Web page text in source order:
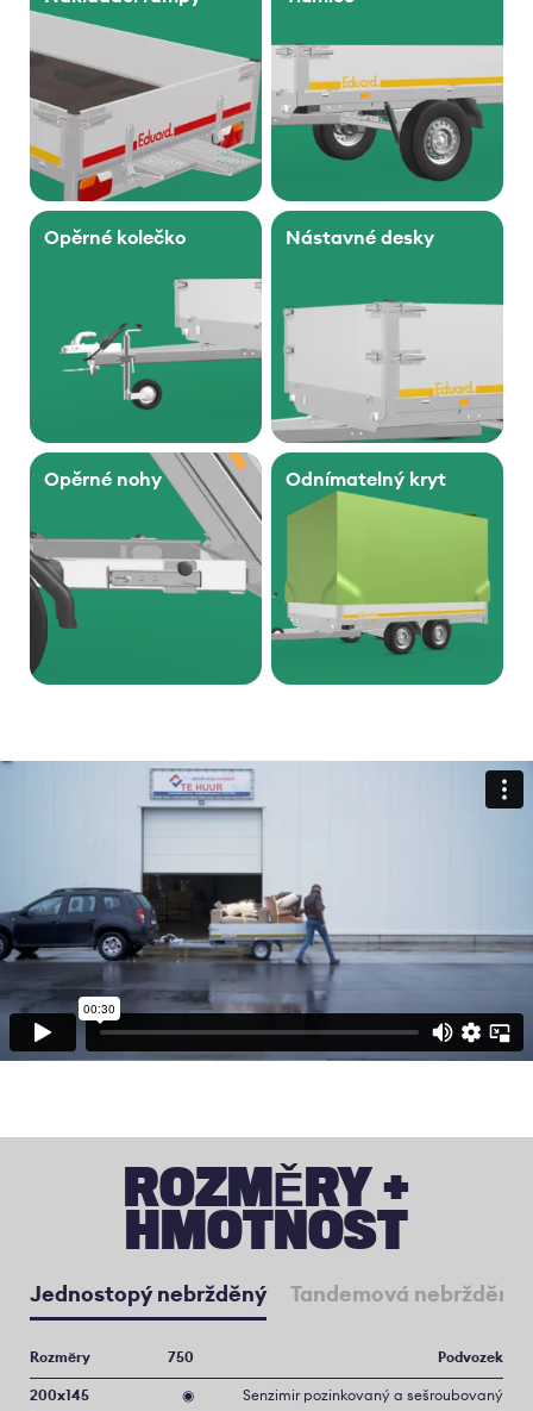
Opěrné kolečko Nástavné desky
Opěrné nohy Odnímatelný kryt
ROZMĚRY +
HMOTNOST
Jednostopý nebržděný Tandemová nebržděná
Rozměry 750 Podvozek
200x145 ◉
Senzimir pozinkovaný a sešroubovaný